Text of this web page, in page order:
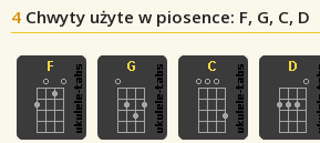
4 Chwyty użyte w piosence: F, G, C, D